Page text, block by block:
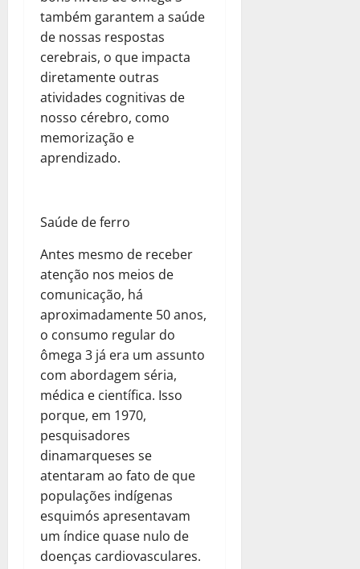
também garantem a saúde
de nossas respostas
cerebrais, o que impacta
diretamente outras
atividades cognitivas de
nosso cérebro, como
memorização e
aprendizado.
Saúde de ferro
Antes mesmo de receber
atenção nos meios de
comunicação, há
aproximadamente 50 anos,
o consumo regular do
ômega 3 já era um assunto
com abordagem séria,
médica e científica. Isso
porque, em 1970,
pesquisadores
dinamarqueses se
atentaram ao fato de que
populações indígenas
esquimós apresentavam
um índice quase nulo de
doenças cardiovasculares.